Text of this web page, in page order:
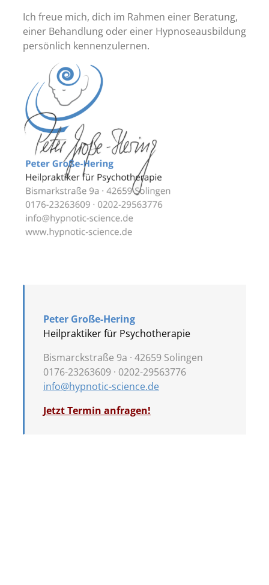
Ich freue mich, dich im Rahmen einer Beratung,
einer Behandlung oder einer Hypnoseausbildung
persönlich kennenzulernen.
Peter Große-Hering
Heilpraktiker für Psychotherapie
Bismarckstraße 9a · 42659 Solingen
0176-23263609 · 0202-29563776
info@hypnotic-science.de
Jetzt Termin anfragen!